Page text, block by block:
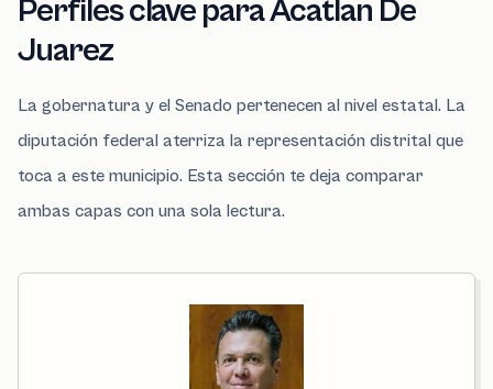
Perfiles clave para Acatlan De
Juarez
La gobernatura y el Senado pertenecen al nivel estatal. La
diputación federal aterriza la representación distrital que
toca a este municipio. Esta sección te deja comparar
ambas capas con una sola lectura.